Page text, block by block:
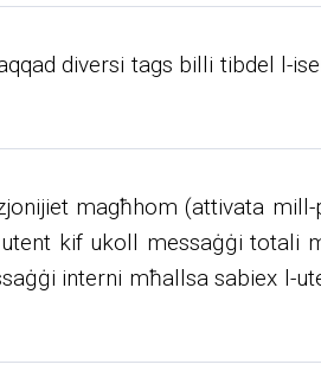
diversi tags billi tibdel l-
magħhom (attivata
kif ukoll messaġġi totali
interni mħallsa sabiex l-